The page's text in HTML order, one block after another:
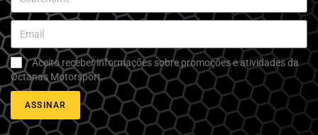
Aceito receber informações sobre promoções e atividades da
Octanas Motorsport.
ASSINAR